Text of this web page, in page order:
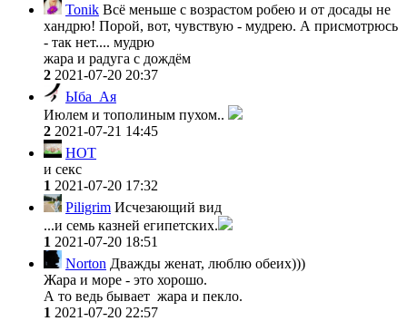
Tonik Всё меньше с возрастом робею и от досады не
хандрю! Порой, вот, чувствую - мудрею. А присмотрюсь
- так нет.... мудрю
жара и радуга с дождём
2 2021-07-20 20:37
Ыба_Ая
Июлем и тополиным пухом..
2 2021-07-21 14:45
HOT
и секс
1 2021-07-20 17:32
Piligrim Исчезающий вид
...и семь казней египетских.
1 2021-07-20 18:51
Norton Дважды женат, люблю обеих)))
Жара и море - это хорошо.
А то ведь бывает жара и пекло.
1 2021-07-20 22:57